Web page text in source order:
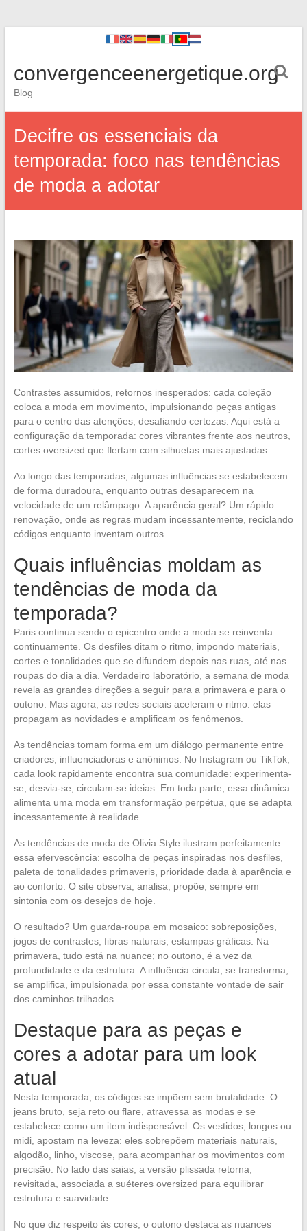
convergenceenergetique.org
Blog
Decifre os essenciais da
temporada: foco nas tendências
de moda a adotar
Contrastes assumidos, retornos inesperados: cada coleção
coloca a moda em movimento, impulsionando peças antigas
para o centro das atenções, desafiando certezas. Aqui está a
configuração da temporada: cores vibrantes frente aos neutros,
cortes oversized que flertam com silhuetas mais ajustadas.
Ao longo das temporadas, algumas influências se estabelecem
de forma duradoura, enquanto outras desaparecem na
velocidade de um relâmpago. A aparência geral? Um rápido
renovação, onde as regras mudam incessantemente, reciclando
códigos enquanto inventam outros.
Quais influências moldam as
tendências de moda da
temporada?
Paris continua sendo o epicentro onde a moda se reinventa
continuamente. Os desfiles ditam o ritmo, impondo materiais,
cortes e tonalidades que se difundem depois nas ruas, até nas
roupas do dia a dia. Verdadeiro laboratório, a semana de moda
revela as grandes direções a seguir para a primavera e para o
outono. Mas agora, as redes sociais aceleram o ritmo: elas
propagam as novidades e amplificam os fenômenos.
As tendências tomam forma em um diálogo permanente entre
criadores, influenciadoras e anônimos. No Instagram ou TikTok,
cada look rapidamente encontra sua comunidade: experimenta-
se, desvia-se, circulam-se ideias. Em toda parte, essa dinâmica
alimenta uma moda em transformação perpétua, que se adapta
incessantemente à realidade.
As tendências de moda de Olivia Style ilustram perfeitamente
essa efervescência: escolha de peças inspiradas nos desfiles,
paleta de tonalidades primaveris, prioridade dada à aparência e
ao conforto. O site observa, analisa, propõe, sempre em
sintonia com os desejos de hoje.
O resultado? Um guarda-roupa em mosaico: sobreposições,
jogos de contrastes, fibras naturais, estampas gráficas. Na
primavera, tudo está na nuance; no outono, é a vez da
profundidade e da estrutura. A influência circula, se transforma,
se amplifica, impulsionada por essa constante vontade de sair
dos caminhos trilhados.
Destaque para as peças e
cores a adotar para um look
atual
Nesta temporada, os códigos se impõem sem brutalidade. O
jeans bruto, seja reto ou flare, atravessa as modas e se
estabelece como um item indispensável. Os vestidos, longos ou
midi, apostam na leveza: eles sobrepõem materiais naturais,
algodão, linho, viscose, para acompanhar os movimentos com
precisão. No lado das saias, a versão plissada retorna,
revisitada, associada a suéteres oversized para equilibrar
estrutura e suavidade.
No que diz respeito às cores, o outono destaca as nuances